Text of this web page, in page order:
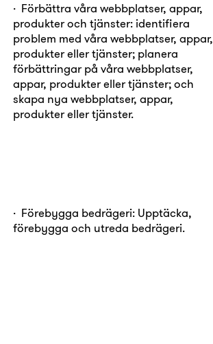
· Förbättra våra webbplatser, appar,
produkter och tjänster: identifiera
problem med våra webbplatser, appar,
produkter eller tjänster; planera
förbättringar på våra webbplatser,
appar, produkter eller tjänster; och
skapa nya webbplatser, appar,
produkter eller tjänster.
· Förebygga bedrägeri: Upptäcka,
förebygga och utreda bedrägeri.